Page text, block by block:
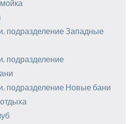
подразделение Западные
подразделение
подразделение Новые бани